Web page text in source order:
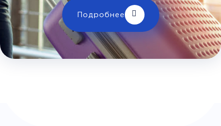
Телевизор Комфорт
Wi-Fi
Климат контроль
Багаж
1 сумка бесплатно
Дополнительный багаж - 400Р
Подробнее